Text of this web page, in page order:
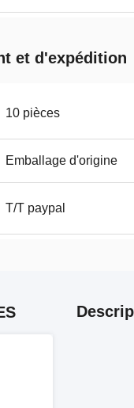
et d'expédition
10 pièces
Emballage d'origine
T/T paypal